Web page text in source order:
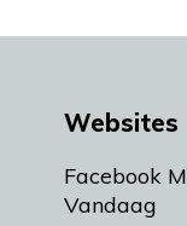
Websites
Facebook
Vandaag